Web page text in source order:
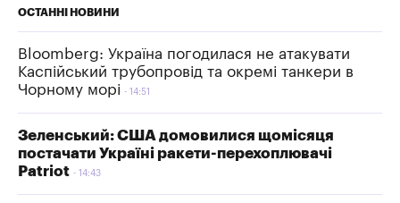
ОСТАННІ НОВИНИ
Bloomberg: Україна погодилася не атакувати
Каспійський трубопровід та окремі танкери в
Чорному морі
14:51
Зеленський: США домовилися щомісяця
постачати Україні ракети-перехоплювачі
Patriot
14:43